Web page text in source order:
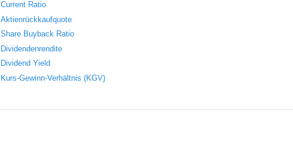
Current Ratio
Aktienrückkaufquote
Sha re Buyback Ratio
Dividendenrendite
Dividend Yield
Kurs-Gewinn-Verhältnis (KGV)